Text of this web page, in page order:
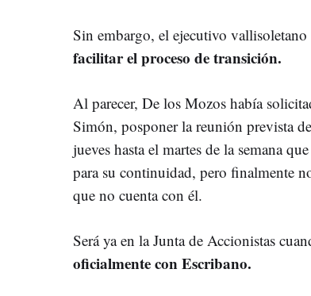
Sin embargo, el ejecutivo
facilitar el proceso de transición.
Al parecer, De los Mozos había
Simón, posponer la reunión prevista
jueves hasta el martes de la semana
para su continuidad, pero finalmente
que no cuenta con él.
Será ya en la Junta de Accionistas
oficialmente con Escribano.